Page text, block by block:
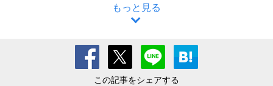
もっと見る
この記事をシェアする